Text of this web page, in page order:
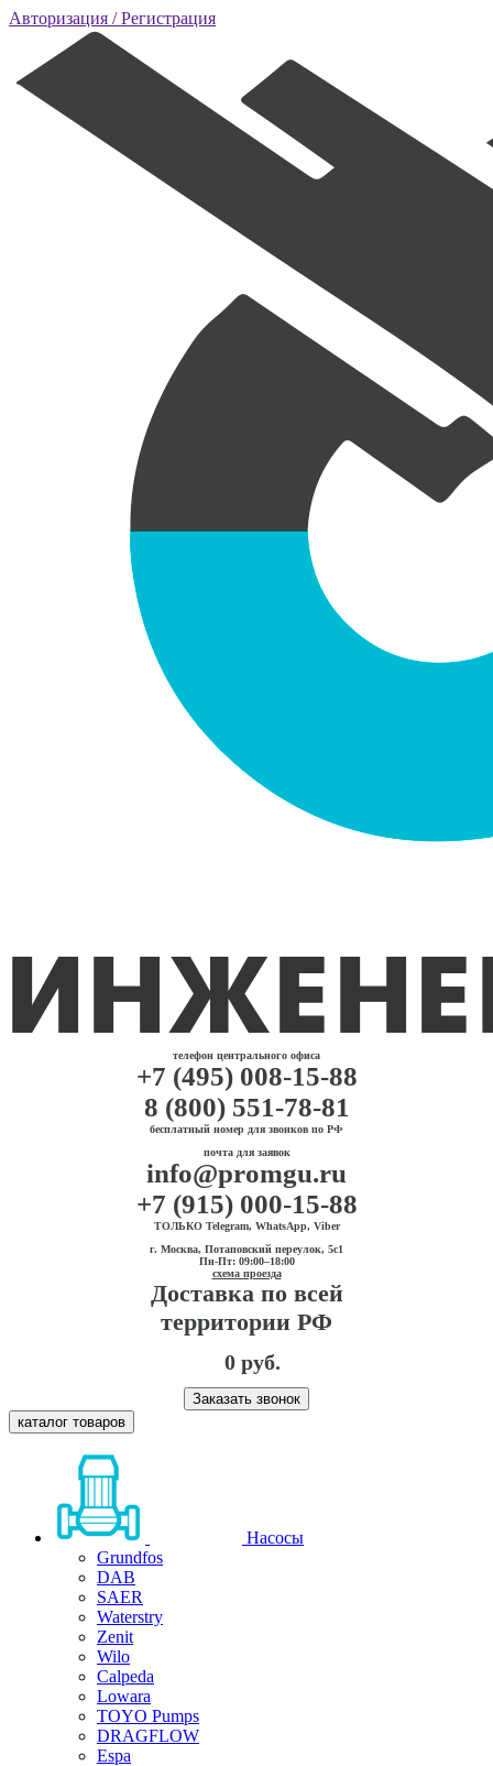
Авторизация / Регистрация
телефон центрального офиса
+7 (495) 008-15-88
8 (800) 551-78-81
бесплатный номер для звонков по РФ
почта для заявок
info@promgu.ru
+7 (915) 000-15-88
ТОЛЬКО Telegram, WhatsApp, Viber
г. Москва, Потаповский переулок, 5с1
Пн-Пт: 09:00–18:00
схема проезда
Доставка по всей
территории РФ
0 руб.
Заказать звонок
каталог товаров
Насосы
Grundfos
DAB
SAER
Waterstry
Zenit
Wilo
Calpeda
Lowara
TOYO Pumps
DRAGFLOW
Espa